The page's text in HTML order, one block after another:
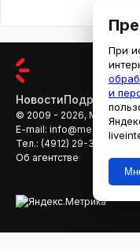
Новости
© 2009 - 2026,
E-mail:
Тел.: (4912) 29-33-66
Об агентстве
При
и